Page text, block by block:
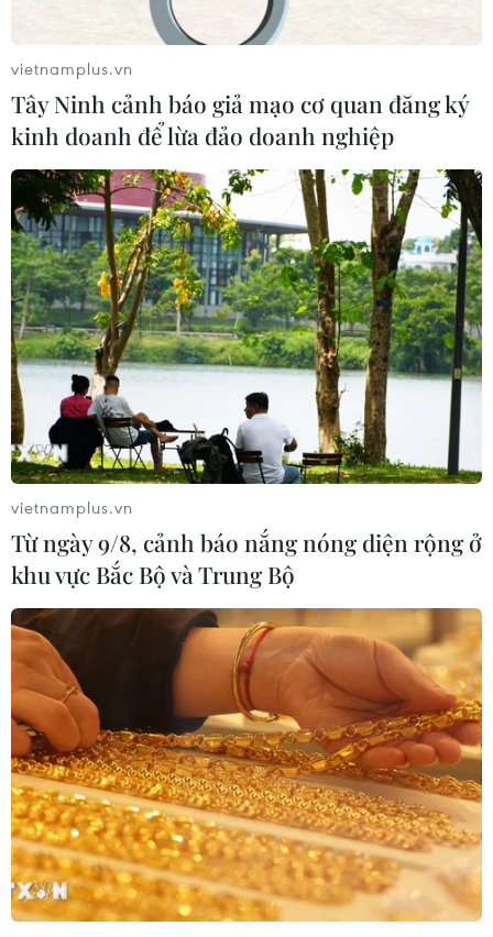
TIN CÙNG CHUYÊN MỤC
vietnamplus.vn
Tây Ninh cảnh báo giả mạo cơ quan đăng ký
kinh doanh để lừa đảo doanh nghiệp
vietnamplus.vn
Từ ngày 9/8, cảnh báo nắng nóng diện rộng ở
khu vực Bắc Bộ và Trung Bộ